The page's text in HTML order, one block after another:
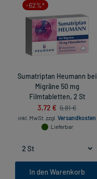
-62%*
Sumatriptan Heumann bei
Migräne 50 mg
Filmtabletten, 2 St
3,72 € 9,81 €
inkl. MwSt. zzgl. Versandkosten
Lieferbar
In den Warenkorb